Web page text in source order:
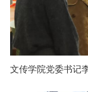
文传学院党委书记